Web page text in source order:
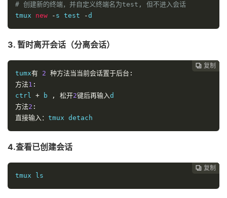
# 创建新的终端，并自定义终端名为test, 但不进入会话
tmux new - s test -d
3. 暂时离开会话（分离会话）
 复制
 复制
 复制
 复制
 复制
 复制
 复制
 复制
 复制
 复制
tumx有 2 种方法当当前会话置于后台:
方法1 :
ctrl + b , 松开2键后再输入
方法2 :
直接输入： tmux detach
4.查看已创建会话
 复制
 复制
 复制
 复制
 复制
 复制
 复制
 复制
 复制
tmux ls